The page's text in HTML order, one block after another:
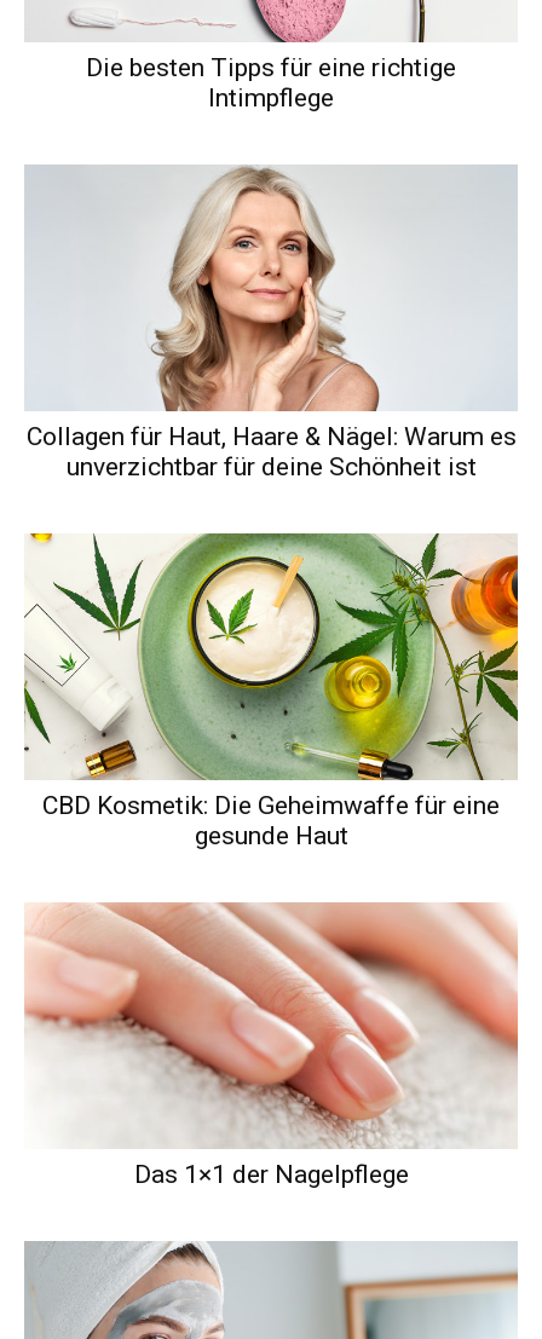
Die besten Tipps für eine richtige
Intimpflege
Collagen für Haut, Haare & Nägel: Warum es
unverzichtbar für deine Schönheit ist
CBD Kosmetik: Die Geheimwaffe für eine
gesunde Haut
Das 1×1 der Nagelpflege